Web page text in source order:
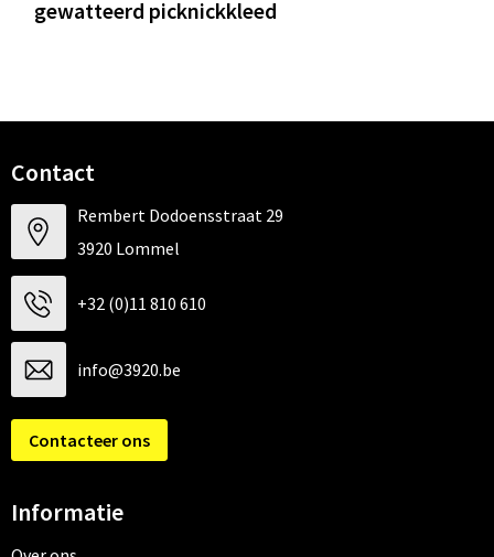
gewatteerd picknickkleed
Contact
Rembert Dodoensstraat 29
3920 Lommel
+32 (0)11 810 610
info@3920.be
Contacteer ons
Informatie